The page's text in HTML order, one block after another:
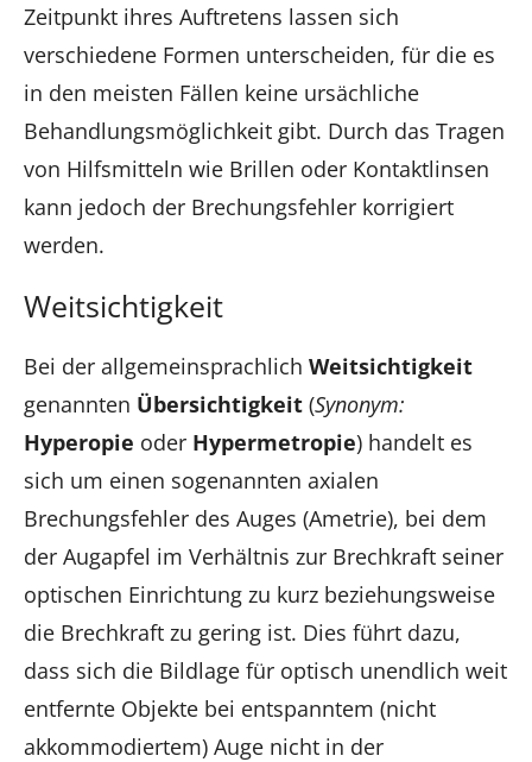
Zeitpunkt ihres Auftretens lassen sich
verschiedene Formen unterscheiden, für die es
in den meisten Fällen keine ursächliche
Behandlungsmöglichkeit gibt. Durch das Tragen
von Hilfsmitteln wie Brillen oder Kontaktlinsen
kann jedoch der Brechungsfehler korrigiert
werden.
Weitsichtigkeit
Bei der allgemeinsprachlich Weitsichtigkeit
genannten Übersichtigkeit (Synonym:
Hyperopie oder Hypermetropie) handelt es
sich um einen sogenannten axialen
Brechungsfehler des Auges (Ametrie), bei dem
der Augapfel im Verhältnis zur Brechkraft seiner
optischen Einrichtung zu kurz beziehungsweise
die Brechkraft zu gering ist. Dies führt dazu,
dass sich die Bildlage für optisch unendlich weit
entfernte Objekte bei entspanntem (nicht
akkommodiertem) Auge nicht in der